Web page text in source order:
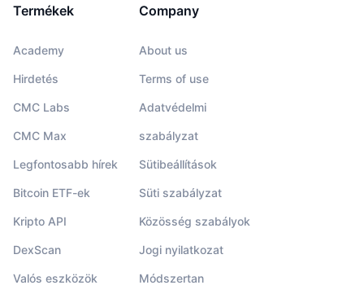
Termékek
Academy
Hirdetés
CMC Labs
CMC Max
Legfontosabb hírek
Bitcoin ETF-ek
Kripto API
DexScan
Valós eszközök
Company
About us
Terms of use
Adatvédelmi
szabályzat
Sütibeállítások
Süti szabályzat
Közösség szabályok
Jogi nyilatkozat
Módszertan